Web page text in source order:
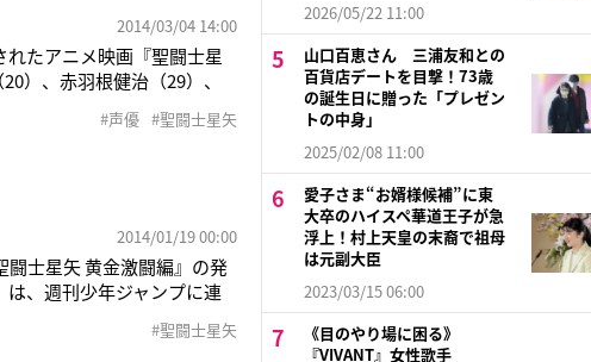
2014/03/04 14:00
たアニメ映画『聖闘士星
）、赤羽根健治（29）、
ミックで連載開始から9
#声優 #聖闘士星矢
2014/01/19 00:00
闘士星矢 黄金激闘編』の発
、週刊少年ジャンプに連
版の主題歌「ペガサス幻
#聖闘士星矢
2026/05/22 11:00
山口百恵さん 三浦友和との
百貨店デートを目撃！73歳
の誕生日に贈った「プレゼン
トの中身」
2025/02/08 11:00
愛子さま“お婿様候補”に東
大卒のハイスペ華道王子が急
浮上！村上天皇の末裔で祖母
は元副大臣
2023/03/15 06:00
《目のやり場に困る》
『VIVANT』女性歌手